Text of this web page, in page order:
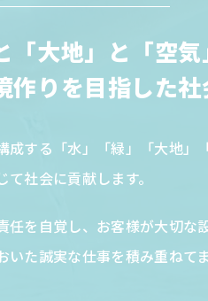
「大地」と「空気
りを目指した社
する「水」「緑」「大地」
社会に貢献します。
を自覚し、お客様が大切な
た誠実な仕事を積み重ねてま